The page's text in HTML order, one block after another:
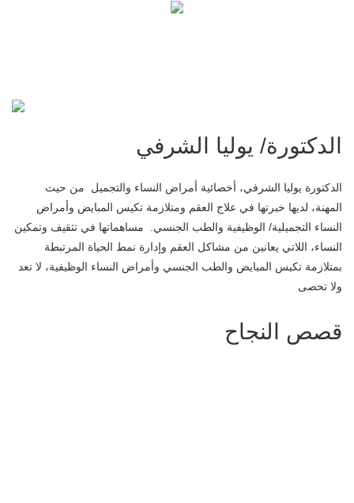
الدكتورة/ يوليا الشرفي
الدكتورة يوليا الشرفي، أخصائية أمراض النساء والتجميل من حيث
المهنة، لديها خبرتها في علاج العقم ومتلازمة تكيس المبايض وأمراض
النساء التجميلية/ الوظيفية والطب الجنسي. مساهماتها في تثقيف وتمكين
النساء، اللاتي يعانين من مشاكل العقم وإدارة نمط الحياة المرتبطة
بمتلازمة تكيس المبايض والطب الجنسي وأمراض النساء الوظيفية، لا تعد
ولا تحصى
قصص النجاح